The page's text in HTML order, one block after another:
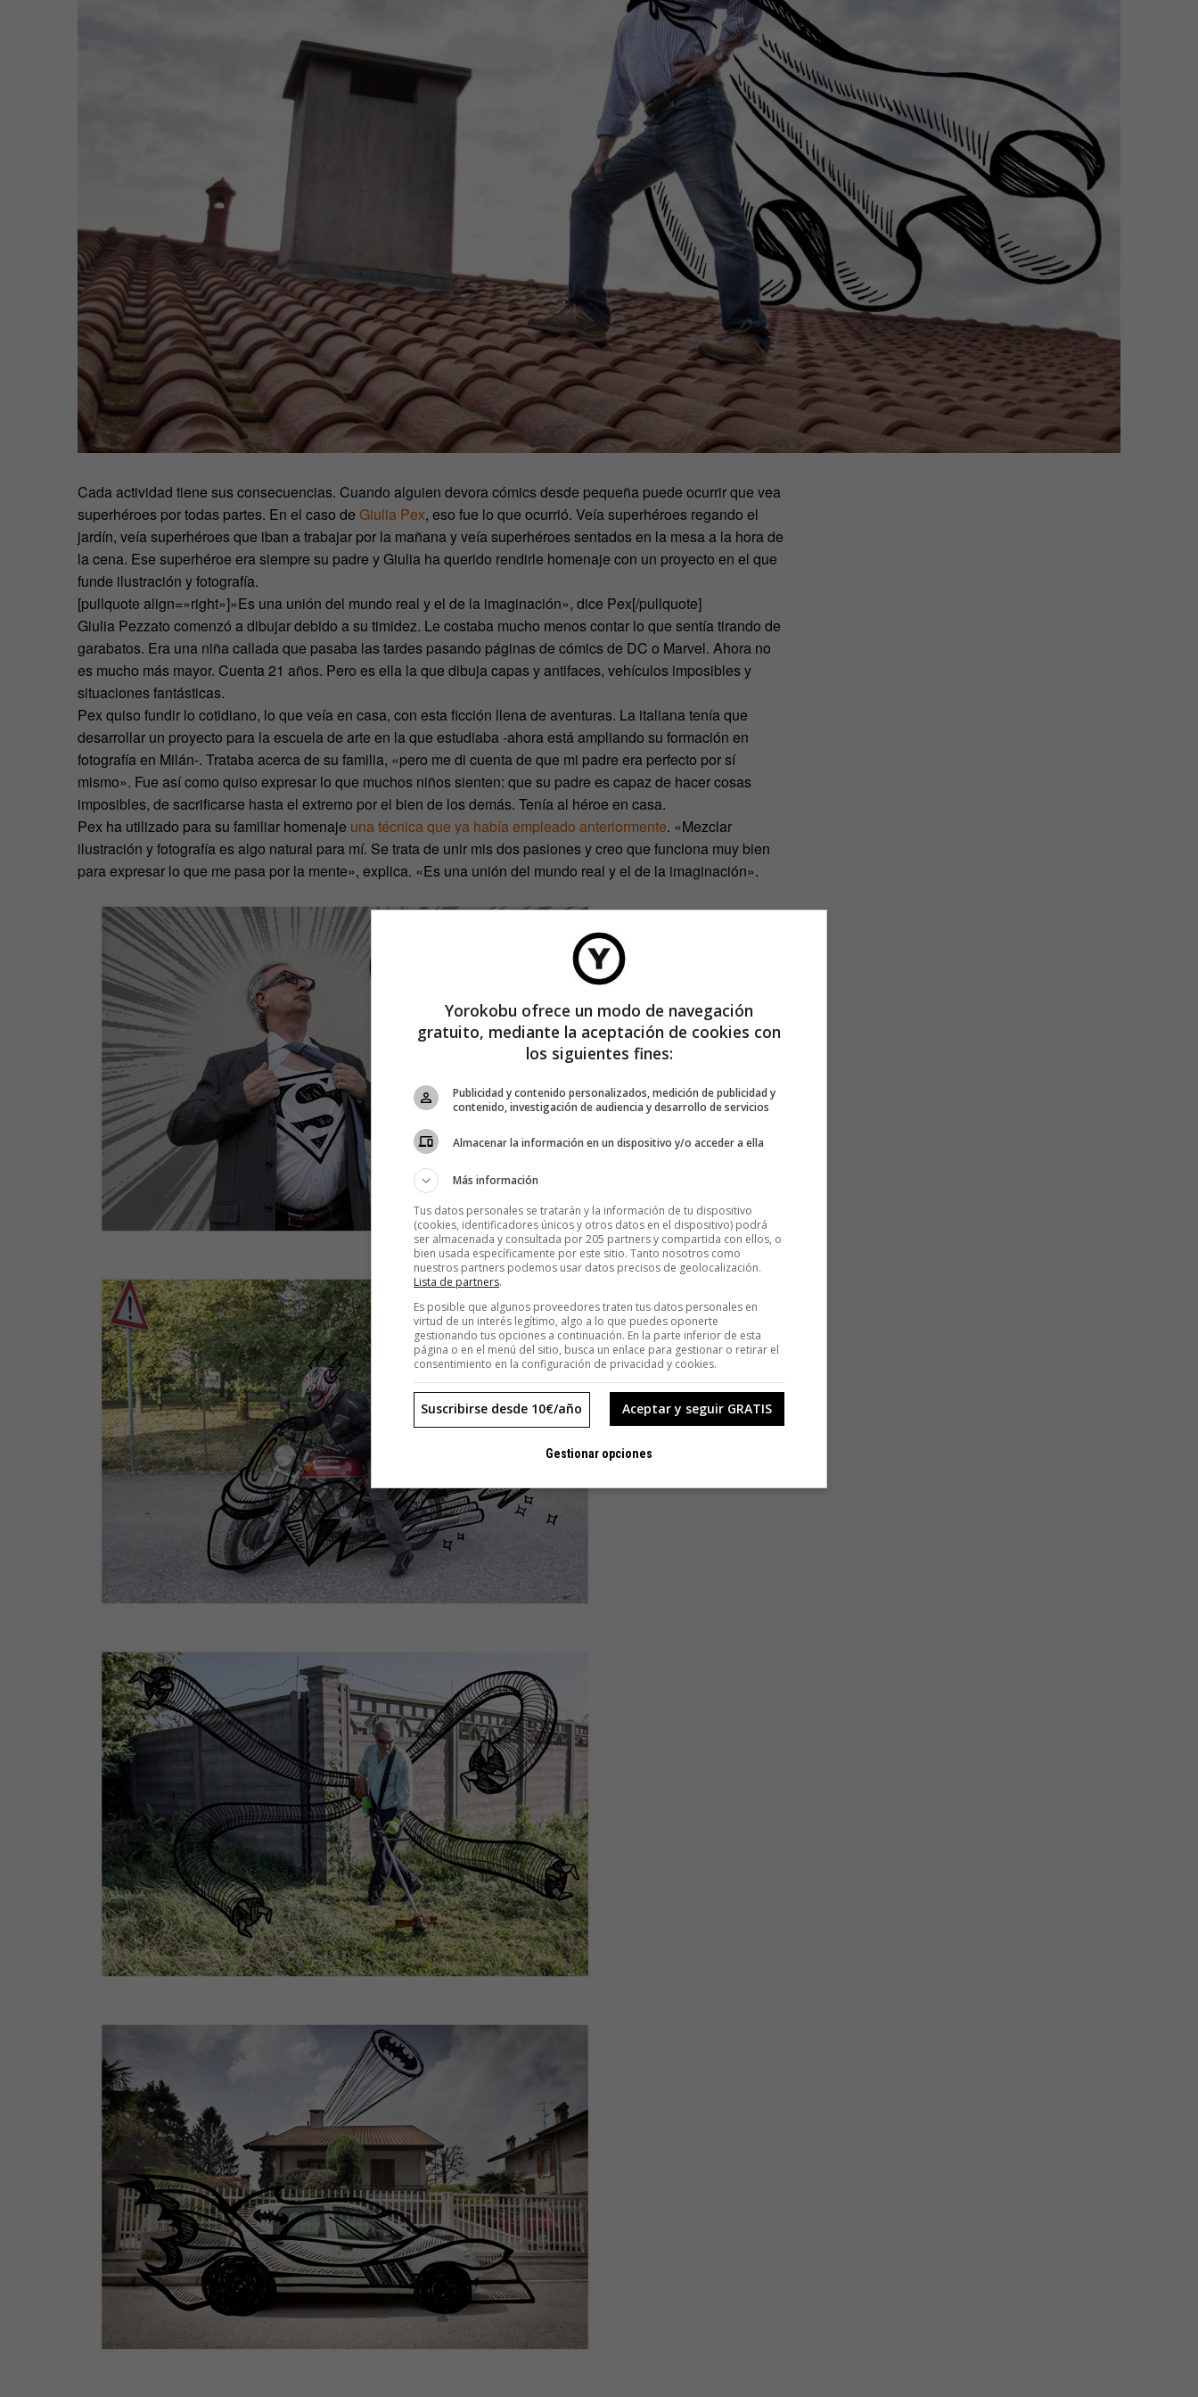
Cada actividad tiene sus consecuencias. Cuando alguien devora cómics desde pequeña puede ocurrir que vea
superhéroes por todas partes. En el caso de Giulia Pex, eso fue lo que ocurrió. Veía superhéroes regando el
jardín, veía superhéroes que iban a trabajar por la mañana y veía superhéroes sentados en la mesa a la hora de
la cena. Ese superhéroe era siempre su padre y Giulia ha querido rendirle homenaje con un proyecto en el que
funde ilustración y fotografía.
[pullquote align=»right»]»Es una unión del mundo real y el de la imaginación», dice Pex[/pullquote]
Giulia Pezzato comenzó a dibujar debido a su timidez. Le costaba mucho menos contar lo que sentía tirando de
garabatos. Era una niña callada que pasaba las tardes pasando páginas de cómics de DC o Marvel. Ahora no
es mucho más mayor. Cuenta 21 años. Pero es ella la que dibuja capas y antifaces, vehículos imposibles y
situaciones fantásticas.
Pex quiso fundir lo cotidiano, lo que veía en casa, con esta ficción llena de aventuras. La italiana tenía que
desarrollar un proyecto para la escuela de arte en la que estudiaba -ahora está ampliando su formación en
fotografía en Milán-. Trataba acerca de su familia, «pero me di cuenta de que mi padre era perfecto por sí
mismo». Fue así como quiso expresar lo que muchos niños sienten: que su padre es capaz de hacer cosas
imposibles, de sacrificarse hasta el extremo por el bien de los demás. Tenía al héroe en casa.
Pex ha utilizado para su familiar homenaje una técnica que ya había empleado anteriormente. «Mezclar
ilustración y fotografía es algo natural para mí. Se trata de unir mis dos pasiones y creo que funciona muy bien
para expresar lo que me pasa por la mente», explica. «Es una unión del mundo real y el de la imaginación».
Yorokobu ofrece un modo de navegación
gratuito, mediante la aceptación de cookies con
los siguientes fines:
Publicidad y contenido personalizados, medición de publicidad y
contenido, investigación de audiencia y desarrollo de servicios
Almacenar la información en un dispositivo y/o acceder a ella
Más información
Tus datos personales se tratarán y la información de tu dispositivo
(cookies, identificadores únicos y otros datos en el dispositivo) podrá
ser almacenada y consultada por 205 partners y compartida con ellos, o
bien usada específicamente por este sitio. Tanto nosotros como
nuestros partners podemos usar datos precisos de geolocalización.
Lista de partners.
Es posible que algunos proveedores traten tus datos personales en
virtud de un interés legítimo, algo a lo que puedes oponerte
gestionando tus opciones a continuación. En la parte inferior de esta
página o en el menú del sitio, busca un enlace para gestionar o retirar el
consentimiento en la configuración de privacidad y cookies.
Aceptar y seguir GRATIS
Suscribirse desde 10€/año
Gestionar opciones